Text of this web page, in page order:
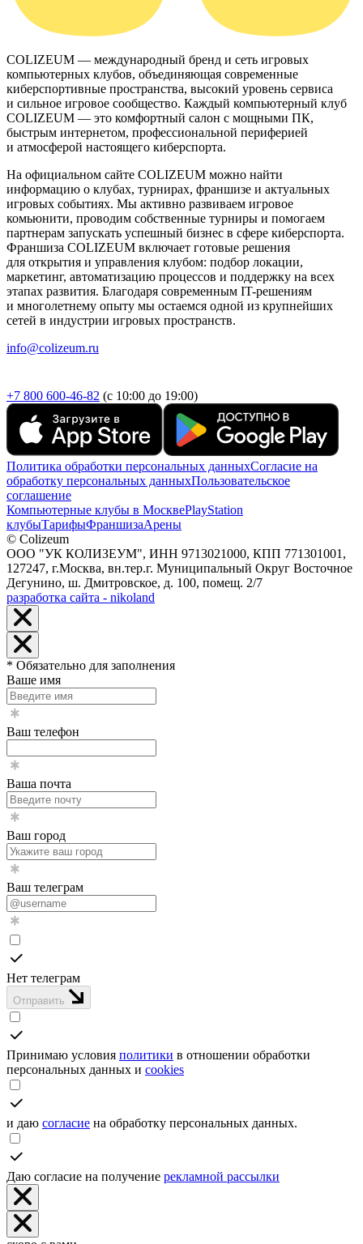
COLIZEUM — международный бренд и сеть игровых
компьютерных клубов, объединяющая современные
киберспортивные пространства, высокий уровень сервиса
и сильное игровое сообщество. Каждый компьютерный клуб
COLIZEUM — это комфортный салон с мощными ПК,
быстрым интернетом, профессиональной периферией
и атмосферой настоящего киберспорта.
На официальном сайте COLIZEUM можно найти
информацию о клубах, турнирах, франшизе и актуальных
игровых событиях. Мы активно развиваем игровое
комьюнити, проводим собственные турниры и помогаем
партнерам запускать успешный бизнес в сфере киберспорта.
Франшиза COLIZEUM включает готовые решения
для открытия и управления клубом: подбор локации,
маркетинг, автоматизацию процессов и поддержку на всех
этапах развития. Благодаря современным IT-решениям
и многолетнему опыту мы остаемся одной из крупнейших
сетей в индустрии игровых пространств.
info@colizeum.ru
+7 800 600-46-82 (с 10:00 до 19:00)
Политика обработки персональных данныхСогласие на
обработку персональных данныхПользовательское
соглашение
Компьютерные клубы в МосквеPlayStation
клубыТарифыФраншизаАрены
© Colizeum
ООО "УК КОЛИЗЕУМ", ИНН 9713021000, КПП 771301001,
127247, г.Москва, вн.тер.г. Муниципальный Округ Восточное
Дегунино, ш. Дмитровское, д. 100, помещ. 2/7
разработка сайта - nikoland
* Обязательно для заполнения
Ваше имя
Ваш телефон
Ваша почта
Ваш город
Ваш телеграм
Нет телеграм
Отправить
Принимаю условия политики в отношении обработки
персональных данных и cookies
и даю согласие на обработку персональных данных.
Даю согласие на получение рекламной рассылки